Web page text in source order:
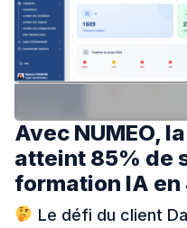
Avec NUMEO,
atteint 85% de
formation IA en
Le défi du client